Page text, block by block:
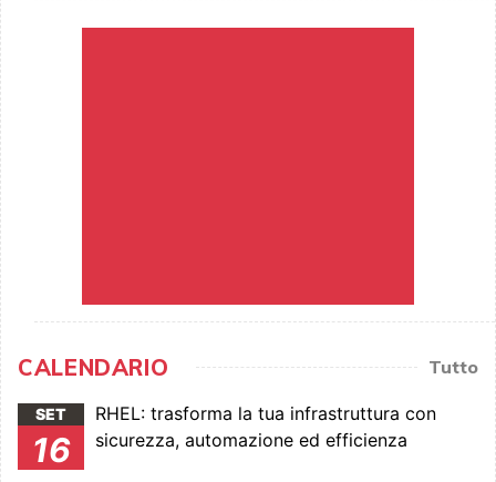
CALENDARIO Tutto
SET
16
RHEL: trasforma la tua infrastruttura con
sicurezza, automazione ed efficienza